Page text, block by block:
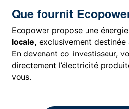
Que fournit
Ecopower propose une énergie
locale, exclusivement destinée
En devenant co-investisseur,
directement l’électricité
vous.